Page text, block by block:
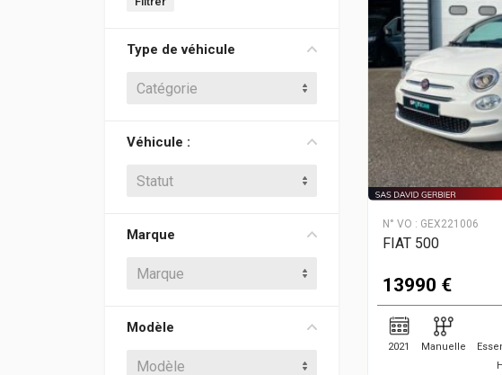
Type de véhicule
Catégorie
Véhicule :
Statut
Marque
Marque
Modèle
Modèle
N° VO : GEX221006
FIAT 500
13990 €
2021 Manuelle